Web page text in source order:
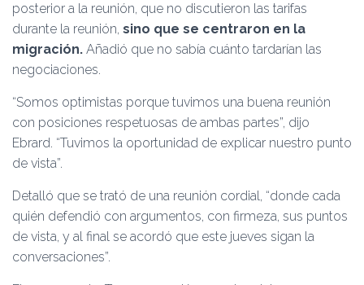
posterior a la reunión, que no discutieron las tarifas
durante la reunión, sino que se centraron en la
migración. Añadió que no sabía cuánto tardarían las
negociaciones.
“Somos optimistas porque tuvimos una buena reunión
con posiciones respetuosas de ambas partes”, dijo
Ebrard. “Tuvimos la oportunidad de explicar nuestro punto
de vista”.
Detalló que se trató de una reunión cordial, “donde cada
quién defendió con argumentos, con firmeza, sus puntos
de vista, y al final se acordó que este jueves sigan la
conversaciones”.